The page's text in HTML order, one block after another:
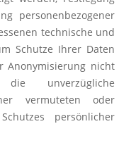
personenbezogener
technische und
Schutze Ihrer Daten
Anonymisierung nicht
unverzügliche
vermuteten oder
persönlicher